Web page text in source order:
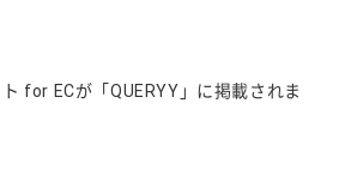
for ECが「QUERYY」に掲載されま